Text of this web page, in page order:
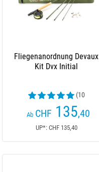
Fliegenanordnung Devaux
Kit Dvx Initial
(10
Kundenrezensionen)
Ab CHF 135,40
UP*: CHF 135,40